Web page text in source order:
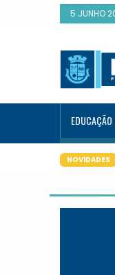
5 JUNHO
EDUCAÇÃO
NOVIDADES